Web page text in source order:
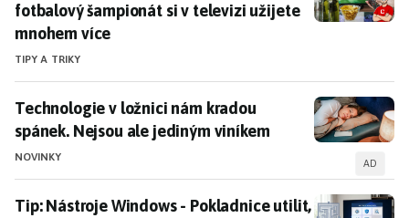
fotbalový šampionát si v televizi užijete
mnohem více
TIPY A TRIKY
Technologie v ložnici nám kradou spánek. Nejsou
Technologie v ložnici nám kradou
spánek. Nejsou ale jediným viníkem
NOVINKY AD
Tip: Nástroje Windows - Pokladnice utilit, která se
Tip: Nástroje Windows - Pokladnice utilit,